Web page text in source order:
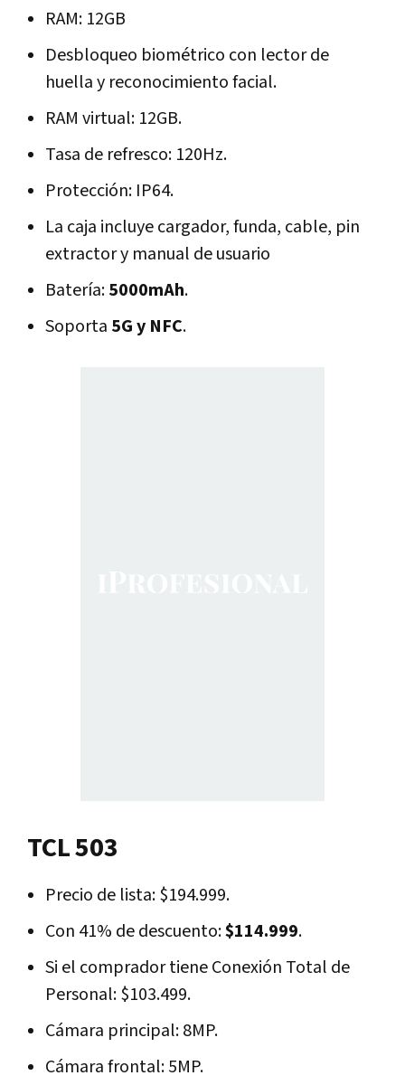
RAM: 12GB
Desbloqueo biométrico con lector de
huella y reconocimiento facial.
RAM virtual: 12GB.
Tasa de refresco: 120Hz.
Protección: IP64.
La caja incluye cargador, funda, cable, pin
extractor y manual de usuario
Batería:5000mAh.
Soporta 5G y NFC.
TCL 503
Precio de lista: $194.999.
Con 41% de descuento:$114.999.
Si el comprador tiene Conexión Total de
Personal: $103.499.
Cámara principal: 8MP.
Cámara frontal: 5MP.